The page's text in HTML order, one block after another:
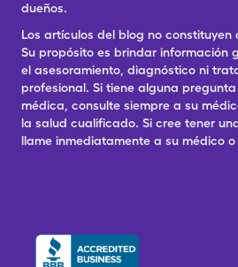
dueños.
Los artículos del blog no constituyen
Su propósito es brindar información
el asesoramiento, diagnóstico ni
profesional. Si tiene alguna
médica, consulte siempre a su
la salud cualificado. Si cree tener
llame inmediatamente a su médico o